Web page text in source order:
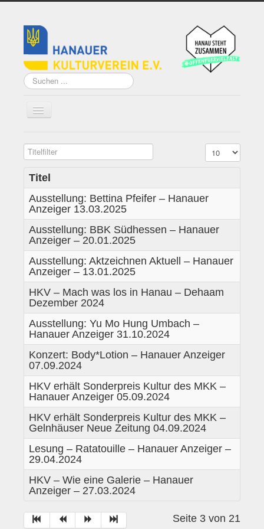
Suchen
...
Home
Über uns
Vorstand
Künstler*innen der
Remise
Grundsatzprogramm
Historie
Impressum
Mitglieder-Info
Sonderpreis Kultur
Veranstaltungen
Aktuell
Regelmäßig
Jahresüberblick
Archiv
Remisengalerie
Räumlichkeiten
Titelfilter Anzeige #
Titel
Ausstellung: Bettina Pfeifer – Hanauer
Anzeiger 13.03.2025
Ausstellung: BBK Südhessen – Hanauer
Anzeiger – 20.01.2025
Ausstellung: Aktzeichnen Aktuell – Hanauer
Anzeiger – 13.01.2025
HKV – Mach was los in Hanau – Dehaam
Dezember 2024
Ausstellung: Yu Mo Hung Umbach –
Hanauer Anzeiger 31.10.2024
Konzert: Body*Lotion – Hanauer Anzeiger
07.09.2024
HKV erhält Sonderpreis Kultur des MKK –
Hanauer Anzeiger 05.09.2024
HKV erhält Sonderpreis Kultur des MKK –
Gelnhäuser Neue Zeitung 04.09.2024
Lesung – Ratatouille – Hanauer Anzeiger –
29.04.2024
HKV – Wie eine Galerie – Hanauer
Anzeiger – 27.03.2024
Seite 3 von 21